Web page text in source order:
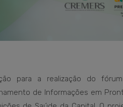
para a realização do
de Informações em